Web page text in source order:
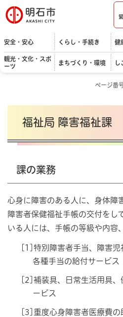
明石市
安全・安心 くらし・手続き 健
観光・文化・スポ
ーツ
まちづくり・環境 し
ページ番
福祉局 障害福祉課
課の業務
心身に障害のある人に、身体障
障害者保健福祉手帳の交付をし
いる人には、手帳の等級や内容
[1]特別障害者手当、障害
各種手当の給付サービス
[2]補装具、日常生活用具
ービス
[3]重度心身障害者医療費